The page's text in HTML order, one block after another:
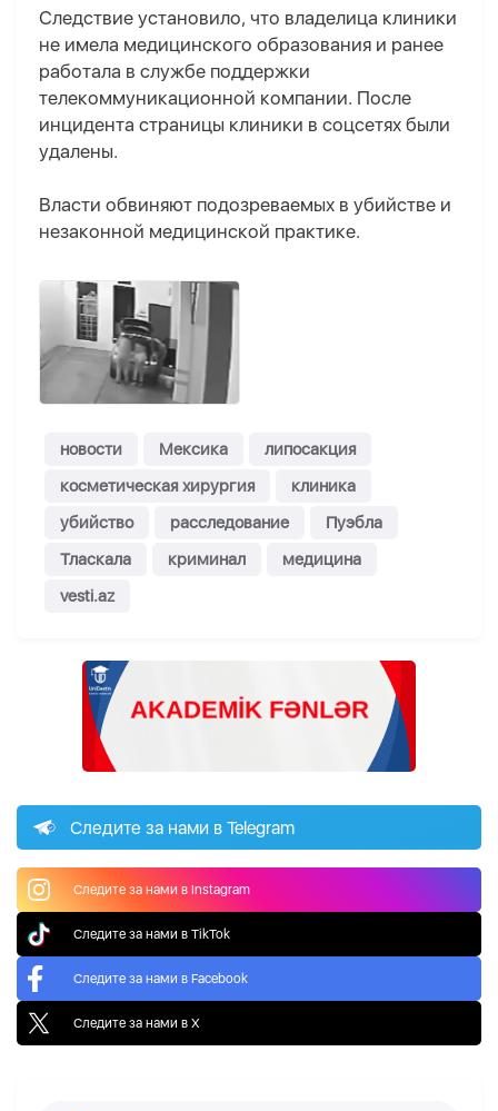
Следствие установило, что владелица клиники
не имела медицинского образования и ранее
работала в службе поддержки
телекоммуникационной компании. После
инцидента страницы клиники в соцсетях были
удалены.
Власти обвиняют подозреваемых в убийстве и
незаконной медицинской практике.
новости Мексика
липосакция
косметическая хирургия
клиника
убийство
расследование
Пуэбла
Тласкала
криминал
медицина
vesti.az
Следите за нами в Telegram
Следите за нами в Instagram
Следите за нами в TikTok
Следите за нами в Facebook
Следите за нами в X